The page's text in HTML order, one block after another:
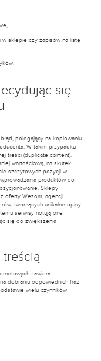
sklepie czy zapisów na listę
się
polegający na kopiowaniu
W takim przypadku
treści (duplicate content).
wartościową, na skutek
szczytowych pozycji w
produktów do
Sklepy
oferty Wezom, agencji
tworzących unikalne opisy
serwisy notują one
się do zwiększenia
zawiera
dobraniu odpowiednich fraz
wielu czynników